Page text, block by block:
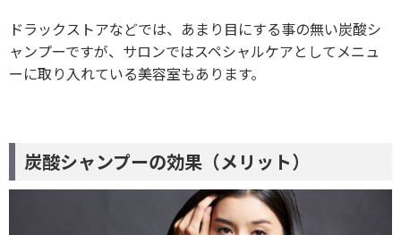
ドラックストアなどでは、あまり目にする事の無い炭酸シ
ャンプーですが、サロンではスペシャルケアとしてメニュ
ーに取り入れている美容室もあります。
炭酸シャンプーの効果（メリット）